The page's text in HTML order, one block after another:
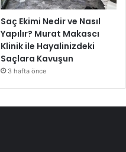
Saç Ekimi Nedir ve Nasıl
Yapılır? Murat Makascı
Klinik ile Hayalinizdeki
Saçlara Kavuşun
3 hafta önce